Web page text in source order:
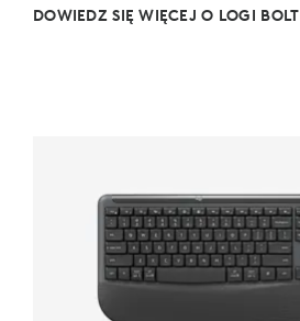
DOWIEDZ SIĘ WIĘCEJ O LOGI BOLT